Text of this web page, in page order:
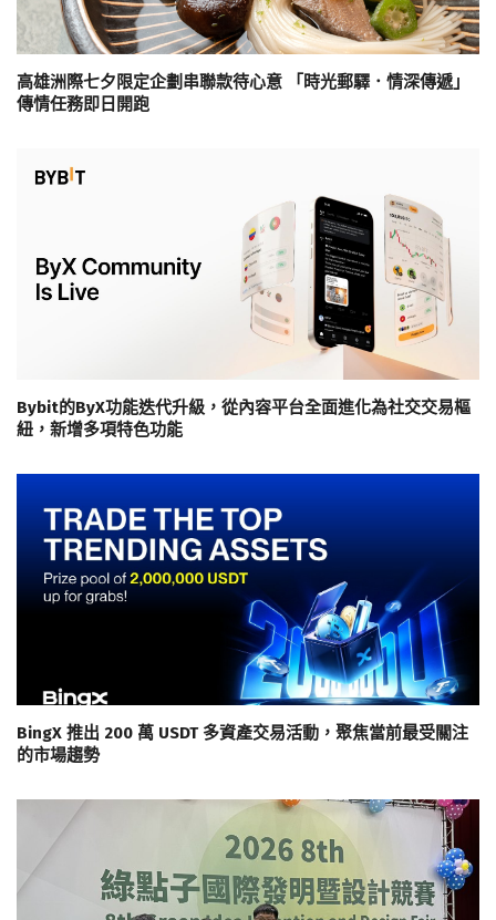
高雄洲際七夕限定企劃串聯款待心意 「時光郵驛．情深傳遞」
傳情任務即日開跑
Bybit的ByX功能迭代升級，從內容平台全面進化為社交交易樞
紐，新增多項特色功能
BingX 推出 200 萬 USDT 多資產交易活動，聚焦當前最受關注
的市場趨勢